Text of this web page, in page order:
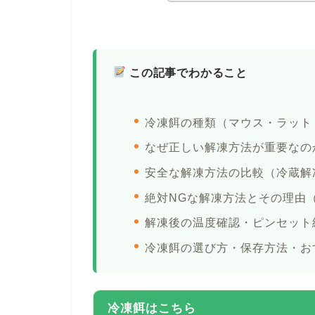
この記事でわかること
冷凍餌の種類（マウス・ラッ
なぜ正しい解凍方法が重要な
安全な解凍方法の比較（冷蔵
絶対NGな解凍方法とその理由
解凍後の温度確認・ピンセッ
冷凍餌の選び方・保存方法・
冷凍餌はこちら